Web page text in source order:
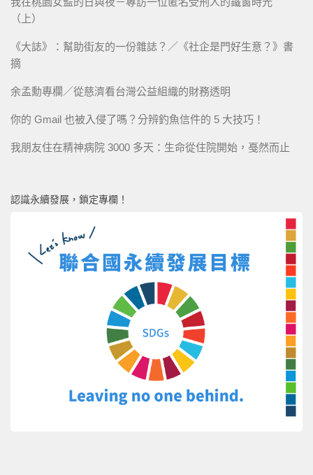
（上）
《大誌》：幫助街友的一份雜誌？／《社企是門好生意？》書
摘
余孟勳專欄／從慈濟看台灣公益組織的財務透明
你的 Gmail 也被入侵了嗎？分辨釣魚信件的 5 大技巧！
我朋友住在精神病院 3000 多天：生命從住院開始，戞然而止
認識永續發展，鎖定專欄！